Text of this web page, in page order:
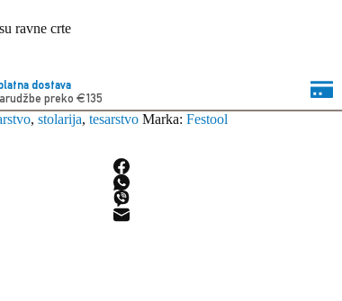
ravne crte
dostava
preko €135
, stolarija, tesarstvo Marka: Festool